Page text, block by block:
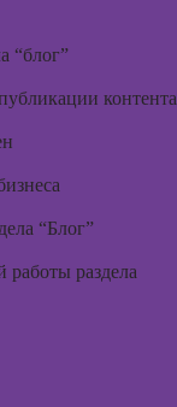
“блог”
контента
“Блог”
раздела